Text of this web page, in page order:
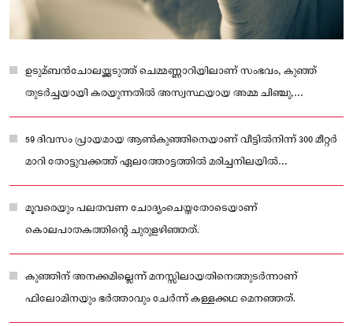
ഉടുമ്ബൻചോലയ്ക്കടുത്ത് ചെമ്മണ്ണാറിയിലാണ് സംഭവം, കുഞ്ഞ്
തുടർച്ചയായി കരയുന്നതില്‍ അസ്വസ്ഥയായ അമ്മ ചിഞ്ചു,
കുഞ്ഞിനെ ചുമരിലെറിഞ്ഞ് കൊല്ലുകയായിരുന്നുവെന്ന് പോലീസ്
കണ്ടെത്തി
59 ദിവസം പ്രായമായ ആണ്‍കുഞ്ഞിനെയാണ് വീട്ടില്‍നിന്ന് 300 മീറ്റർ
മാറി തോട്ടുവക്കത്ത് ഏലത്തോട്ടത്തില്‍ മരിച്ചനിലയിൽ
കണ്ടെത്തിയത്
മൂവരെയും പലതവണ ചോദ്യംചെയ്തതോടെയാണ്
കൊലപാതകത്തിന്റെ ചുരുളഴിഞ്ഞത്.
കുഞ്ഞിന് അനക്കമില്ലെന്ന് മനസ്സിലായതിനെത്തുടർന്നാണ്
ഫിലോമിനയും ഭർത്താവും ചേർന്ന് കള്ളക്കഥ മെനഞ്ഞത്.